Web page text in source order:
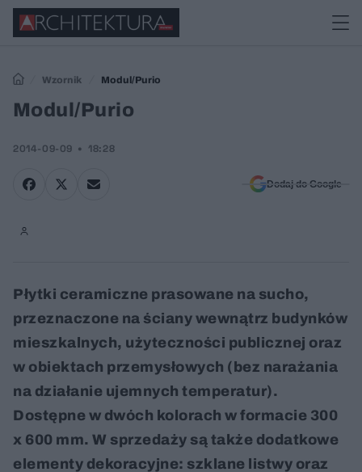
Wzornik Modul/Purio
Modul/Purio
2014-09-09 18:28
Dodaj do Google
Płytki ceramiczne prasowane na sucho,
przeznaczone na ściany wewnątrz budynków
mieszkalnych, użyteczności publicznej oraz
w obiektach przemysłowych (bez narażania
na działanie ujemnych temperatur).
Dostępne w dwóch kolorach w formacie 300
x 600 mm. W sprzedaży są także dodatkowe
elementy dekoracyjne: szklane listwy oraz